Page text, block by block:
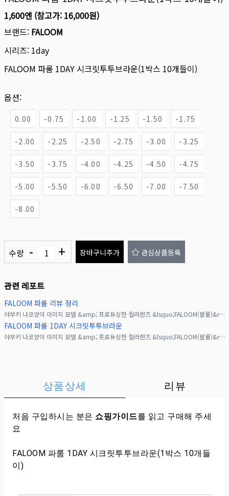
1,600엔 (참고가: 16,000원)
브랜드: FALOOM
시리즈: 1day
FALOOM 파룸 1DAY 시크릿투투브라운(1박스 10개들이)
옵션:
0.00 -0.75 -1.00 -1.25 -1.50 -1.75
-2.00 -2.25 -2.50 -2.75 -3.00 -3.25
-3.50 -3.75 -4.00 -4.25 -4.50 -4.75
-5.00 -5.50 -6.00 -6.50 -7.00 -7.50
-8.00
수량 - + 장바구니추가 관심상품등록
관련 레포트
FALOOM 파룸 리뷰 정리
야부키 나코양이 이미지 모델 &amp; 프로듀싱한 컬러렌즈 &lsquo;FALOOM(팔룸)&rsquo;이 &ldquo;나다움, 더 자유롭게♡&rdquo;라는 콘셉트로 만들어졌어요.
FALOOM 파룸 1DAY 시크릿투투브라운
야부키 나코양이 이미지 모델 &amp; 프로듀싱한 컬러렌즈 &lsquo;FALOOM(팔룸)&rsquo;이 &ldquo;나다움, 더 자유롭게♡&rdquo;라는 콘셉트로 만들어졌어요.
상품상세 리뷰
처음 구입하시는 분은 쇼핑가이드를 읽고 구매해 주세
요
FALOOM 파룸 1DAY 시크릿투투브라운(1박스 10개들
이)